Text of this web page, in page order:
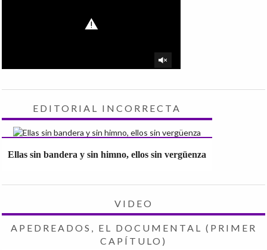
EDITORIAL INCORRECTA
Ellas sin bandera y sin himno, ellos sin vergüenza
VIDEO
APEDREADOS, EL DOCUMENTAL (PRIMER
CAPÍTULO)